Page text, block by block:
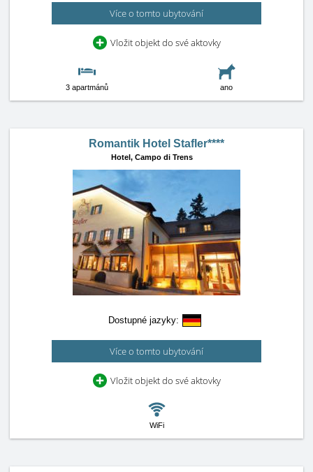
Více o tomto ubytování
Vložit objekt do své aktovky
3 apartmánů ano
Romantik Hotel Stafler****
Hotel, Campo di Trens
Dostupné jazyky:
Více o tomto ubytování
Vložit objekt do své aktovky
WiFi